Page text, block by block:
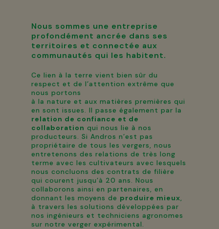
Nous sommes une entreprise
profondément ancrée dans ses
territoires et connectée aux
communautés qui les habitent.
Ce lien à la terre vient bien sûr du
respect et de l’attention extrême que
nous portons
à la nature et aux matières premières qui
en sont issues. Il passe également par la
relation de confiance et de
collaboration qui nous lie à nos
producteurs. Si Andros n’est pas
propriétaire de tous les vergers, nous
entretenons des relations de très long
terme avec les cultivateurs avec lesquels
nous concluons des contrats de filière
qui courent jusqu’à 20 ans. Nous
collaborons ainsi en partenaires, en
donnant les moyens de produire mieux,
à travers les solutions développées par
nos ingénieurs et techniciens agronomes
sur notre verger expérimental.